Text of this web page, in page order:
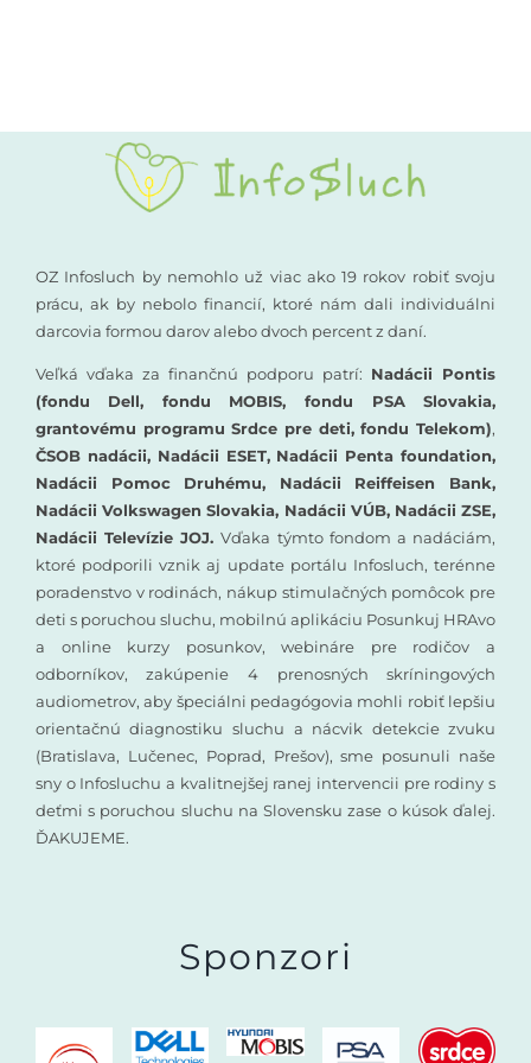
Rané poradenstvo
Vzdelávanie
OZ Infosluch by nemohlo už viac ako 19 rokov robiť svoju
prácu, ak by nebolo financií, ktoré nám dali individuálni
darcovia formou darov alebo dvoch percent z daní.
Veľká vďaka za finančnú podporu patrí: Nadácii Pontis
(fondu Dell, fondu MOBIS, fondu PSA Slovakia,
grantovému programu Srdce pre deti, fondu Telekom),
ČSOB nadácii, Nadácii ESET, Nadácii Penta foundation,
Nadácii Pomoc Druhému, Nadácii Reiffeisen Bank,
Nadácii Volkswagen Slovakia, Nadácii VÚB, Nadácii ZSE,
Nadácii Televízie JOJ.Vďaka týmto fondom a nadáciám,
ktoré podporili vznik aj update portálu Infosluch, terénne
poradenstvo v rodinách, nákup stimulačných pomôcok pre
deti s poruchou sluchu, mobilnú aplikáciu Posunkuj HRAvo
a online kurzy posunkov, webináre pre rodičov a
odborníkov, zakúpenie 4 prenosných skríningových
audiometrov, aby špeciálni pedagógovia mohli robiť lepšiu
orientačnú diagnostiku sluchu a nácvik detekcie zvuku
(Bratislava, Lučenec, Poprad, Prešov), sme posunuli naše
sny o Infosluchu a kvalitnejšej ranej intervencii pre rodiny s
deťmi s poruchou sluchu na Slovensku zase o kúsok ďalej.
ĎAKUJEME.
Sponzori